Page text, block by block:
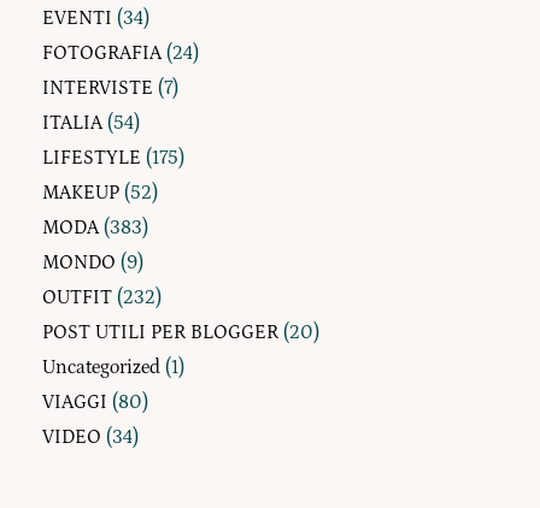
EVENTI (34)
FOTOGRAFIA(24)
INTERVISTE (7)
ITALIA(54)
LIFESTYLE (175)
MAKEUP (52)
MODA(383)
MONDO (9)
OUTFIT (232)
POST UTILI PER BLOGGER (20)
Uncategorized (1)
VIAGGI (80)
VIDEO (34)